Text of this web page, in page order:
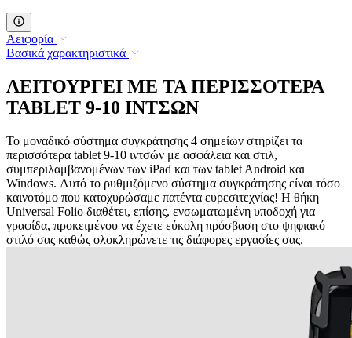
Αειφορία
Βασικά χαρακτηριστικά
ΛΕΙΤΟΥΡΓΕΙ ΜΕ ΤΑ ΠΕΡΙΣΣΟΤΕΡΑ
TABLET 9-10 ΙΝΤΣΩΝ
Το μοναδικό σύστημα συγκράτησης 4 σημείων στηρίζει τα
περισσότερα tablet 9-10 ιντσών με ασφάλεια και στιλ,
συμπεριλαμβανομένων των iPad και των tablet Android και
Windows. Αυτό το ρυθμιζόμενο σύστημα συγκράτησης είναι τόσο
καινοτόμο που κατοχυρώσαμε πατέντα ευρεσιτεχνίας! Η θήκη
Universal Folio διαθέτει, επίσης, ενσωματωμένη υποδοχή για
γραφίδα, προκειμένου να έχετε εύκολη πρόσβαση στο ψηφιακό
στιλό σας καθώς ολοκληρώνετε τις διάφορες εργασίες σας.